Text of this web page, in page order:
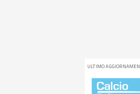
ULTIMO